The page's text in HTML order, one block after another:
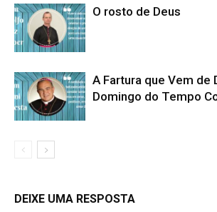
O rosto de Deus
A Fartura que Vem de
Domingo do Tempo
DEIXE UMA RESPOSTA